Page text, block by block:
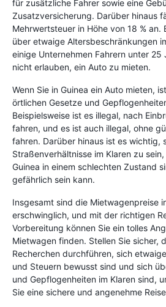
für zusätzliche Fahrer sowie eine
Zusatzversicherung. Darüber hinaus
Mehrwertsteuer in Höhe von 18 %
über etwaige Altersbeschränkungen
einige Unternehmen Fahrern unter 25
nicht erlauben, ein Auto zu mieten.
Wenn Sie in Guinea ein Auto mieten,
örtlichen Gesetze und
Beispielsweise ist es illegal, nach
fahren, und es ist auch illegal, ohne
fahren. Darüber hinaus ist es wichtig,
Straßenverhältnisse im Klaren zu
Guinea in einem schlechten Zustand
gefährlich sein kann.
Insgesamt sind die Mietwagenpreise
erschwinglich, und mit der richtigen
Vorbereitung können Sie ein tolles
Mietwagen finden. Stellen Sie sicher,
Recherchen durchführen, sich
und Steuern bewusst sind und sich
und Gepflogenheiten im Klaren sind,
Sie eine sichere und angenehme